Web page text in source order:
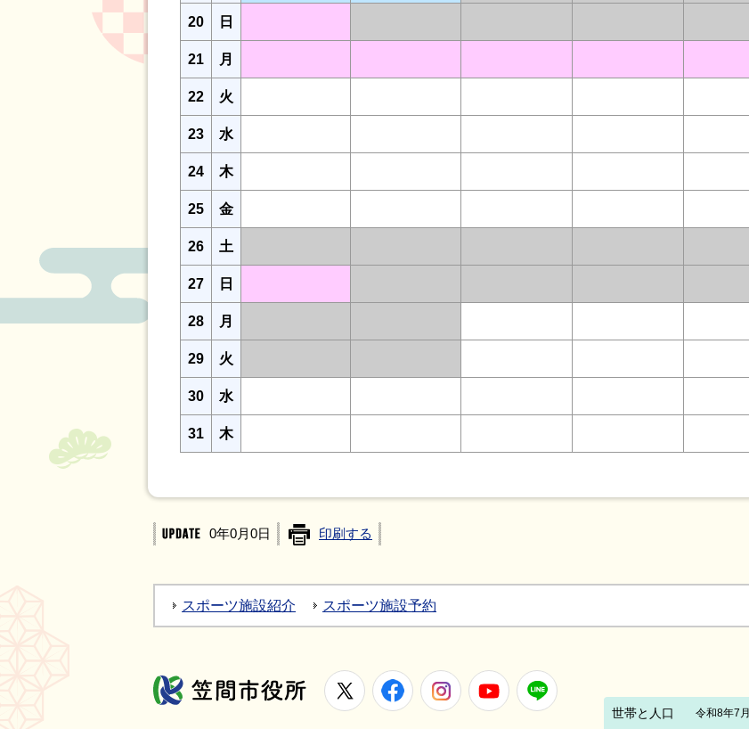
20 日
21 月
22 火
23 水
24 木
25 金
26 土
27 日
28 月
29 火
30 水
31 木
0年0月0日 印刷する
スポーツ施設紹介 スポーツ施設予約
笠間市役所
X FacebookInstagramYoutube